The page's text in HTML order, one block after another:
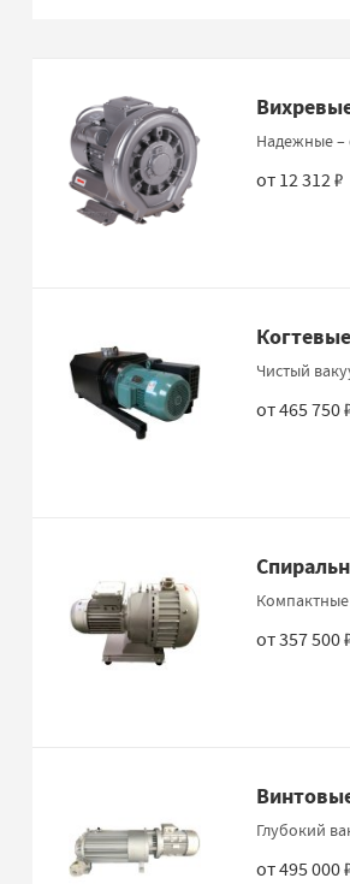
Надежные –
от 12 312 ₽
Чистый
от 465 750
от 357 500
Глубокий
от 495 000